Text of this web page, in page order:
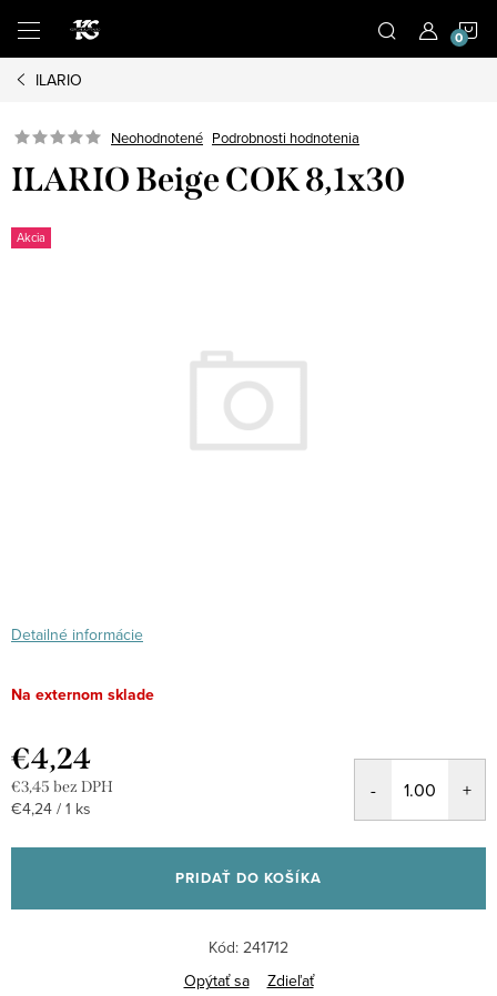
obsah
ILARIO
Neohodnotené Podrobnosti hodnotenia
ILARIO Beige COK 8,1x30
Akcia
Detailné informácie
Na externom sklade
€4,24
€3,45 bez DPH
Jednotková
€4,24 / 1 ks
PRIDAŤ DO KOŠÍKA
Kód: 241712
Opýtať sa
Zdieľať